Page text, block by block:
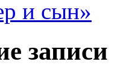
и сын»
записи